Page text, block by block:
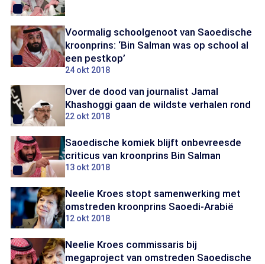
Voormalig schoolgenoot van Saoedische
kroonprins: ‘Bin Salman was op school al
een pestkop’
24 okt 2018
Over de dood van journalist Jamal
Khashoggi gaan de wildste verhalen rond
22 okt 2018
Saoedische komiek blijft onbevreesde
criticus van kroonprins Bin Salman
13 okt 2018
Neelie Kroes stopt samenwerking met
omstreden kroonprins Saoedi-Arabië
12 okt 2018
Neelie Kroes commissaris bij
megaproject van omstreden Saoedische